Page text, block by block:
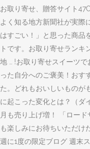
お取り寄せ、贈答サイト
よく知る地方新聞社が実際
はすごい！」と思った商品
トです。お取り寄せランキ
地 … !お取り寄せスイーツ
った自分へのご褒美！おす
た。どれもおいしいものが
に起こった変化とは？（ダ
月も売り上げ増！ 「ロー
も楽しみにお待ちいただけ
週に1度の限定ブログ 週末